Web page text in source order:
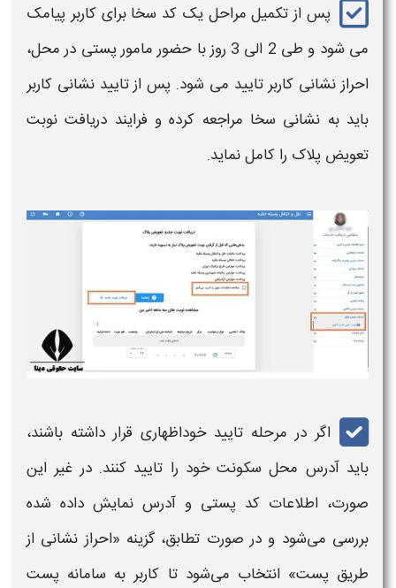
پس از تکمیل مراحل یک کد سخا برای کاربر پیامک
می شود و طی 2 الی 3 روز با حضور مامور پستی در محل،
احراز نشانی کاربر تایید می شود. پس از تایید نشانی کاربر
باید به نشانی سخا مراجعه کرده و فرایند دریافت نوبت
تعویض پلاک را کامل نماید.
اگر در مرحله تایید خوداظهاری قرار داشته باشند،
باید آدرس محل سکونت خود را تایید کنند. در غیر این
صورت، اطلاعات کد پستی و آدرس نمایش داده شده
بررسی می‌شود و در صورت تطابق، گزینه «احراز نشانی از
طریق پست» انتخاب می‌شود تا کاربر به سامانه پست